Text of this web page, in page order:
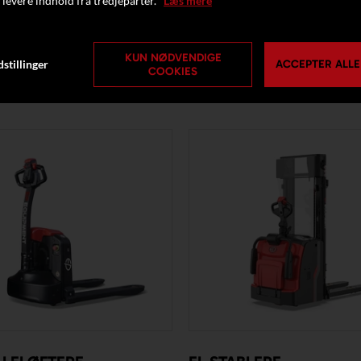
MASKINER HOS
KUN NØDVENDIGE
COOKIES
ACCEPTER